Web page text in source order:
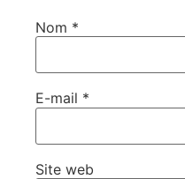
Nom *
E-mail *
Site web